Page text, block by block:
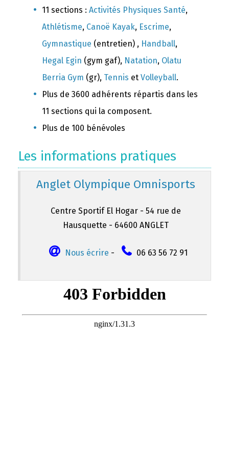
11 sections : Activités Physiques Santé,
Athlétisme, Canoë Kayak, Escrime,
Gymnastique (entretien) , Handball,
Hegal Egin (gym gaf), Natation, Olatu
Berria Gym (gr), Tennis et Volleyball.
Plus de 3600 adhérents répartis dans les
11 sections qui la composent.
Plus de 100 bénévoles
Les informations pratiques
Anglet Olympique Omnisports
Centre Sportif El Hogar - 54 rue de
Hausquette - 64600 ANGLET
Nous écrire - 06 63 56 72 91